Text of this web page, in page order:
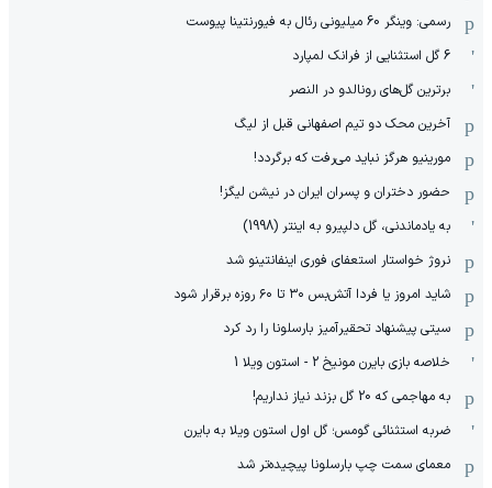
رسمی: وینگر 60 میلیونی رئال به فیورنتینا پیوست
6 گل استثنایی از فرانک لمپارد
برترین گل‌های رونالدو در النصر
آخرین محک دو تیم اصفهانی قبل از لیگ
مورینیو هرگز نباید می‌رفت که برگردد!
حضور دختران و پسران ایران در نیشن لیگز!
به یادماندنی، گل دلپیرو به اینتر (1998)
نروژ خواستار استعفای فوری اینفانتینو شد
شاید امروز یا فردا آتش‌بس ۳۰ تا ۶۰ روزه برقرار شود
سیتی پیشنهاد تحقیرآمیز بارسلونا را رد کرد
خلاصه بازی بایرن مونیخ 2 - استون ویلا 1
به مهاجمی که 20 گل بزند نیاز نداریم!
ضربه استثنائی گومس؛ گل اول استون ویلا به بایرن
معمای سمت چپ بارسلونا پیچیده‌تر شد